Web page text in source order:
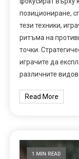
позициониране,
тези техники,
ритъма на
точки.
играчите да
различните
Read More
1 MIN READ